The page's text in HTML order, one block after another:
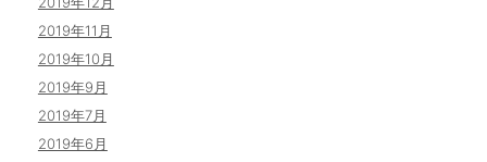
2019年11月
2019年10月
2019年9月
2019年7月
2019年6月